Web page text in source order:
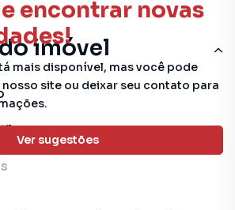
encontrar novas
mais disponível, mas você pode
site ou deixar seu contato para
Ver sugestões
imóvel